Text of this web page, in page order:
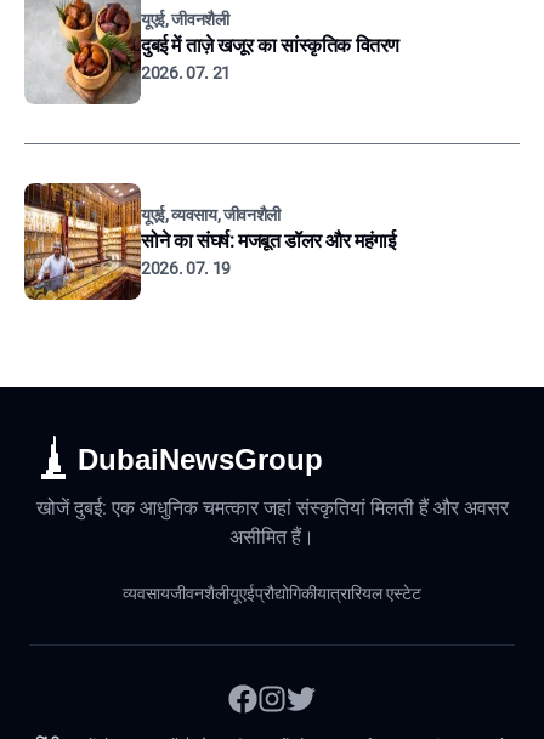
यूएई, जीवनशैली
दुबई में ताज़े खजूर का सांस्कृतिक वितरण
2026. 07. 21
यूएई, व्यवसाय, जीवनशैली
सोने का संघर्ष: मजबूत डॉलर और महंगाई
2026. 07. 19
DubaiNewsGroup
खोजें दुबई: एक आधुनिक चमत्कार जहां संस्कृतियां मिलती हैं और अवसर
असीमित हैं।
व्यवसायजीवनशैलीयूएईप्रौद्योगिकीयात्रारियल एस्टेट